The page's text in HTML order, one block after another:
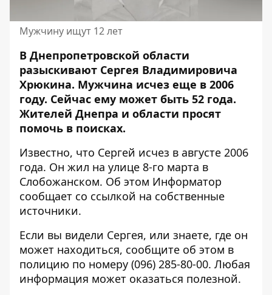
Мужчину ищут 12 лет
В Днепропетровской области
разыскивают Сергея Владимировича
Хрюкина. Мужчина исчез еще в 2006
году. Сейчас ему может быть 52 года.
Жителей Днепра и области просят
помочь в поисках.
Известно, что Сергей исчез в августе 2006
года. Он жил на улице 8-го марта в
Слобожанском. Об этом Информатор
сообщает со ссылкой на собственные
источники.
Если вы видели Сергея, или знаете, где он
может находиться, сообщите об этом в
полицию по номеру (096) 285-80-00. Любая
информация может оказаться полезной.